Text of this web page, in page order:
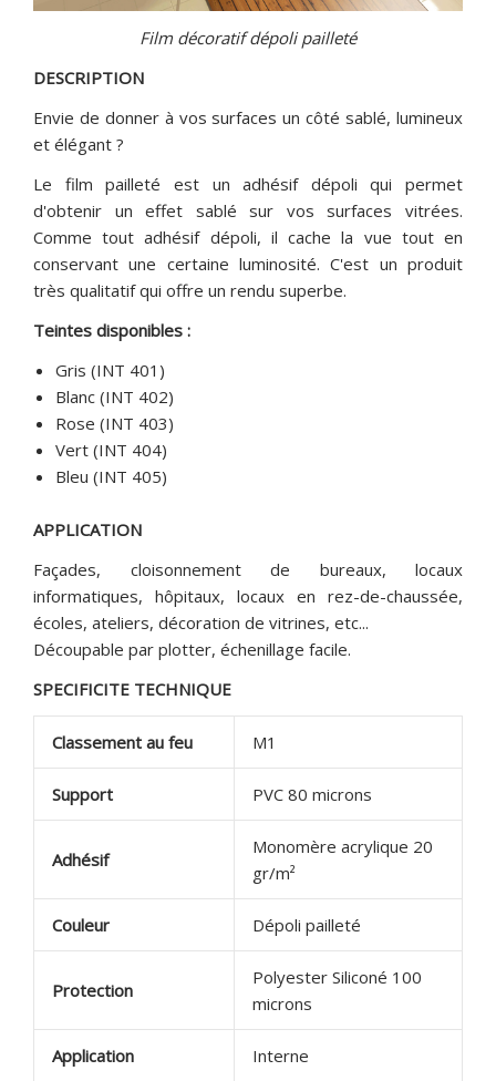
Film décoratif dépoli pailleté
DESCRIPTION
Envie de donner à vos surfaces un côté sablé, lumineux
et élégant ?
Le film pailleté est un adhésif dépoli qui permet
d'obtenir un effet sablé sur vos surfaces vitrées.
Comme tout adhésif dépoli, il cache la vue tout en
conservant une certaine luminosité. C'est un produit
très qualitatif qui offre un rendu superbe.
Teintes disponibles :
Gris (INT 401)
Blanc (INT 402)
Rose (INT 403)
Vert (INT 404)
Bleu (INT 405)
APPLICATION
Façades, cloisonnement de bureaux, locaux
informatiques, hôpitaux, locaux en rez-de-chaussée,
écoles, ateliers, décoration de vitrines, etc...
Découpable par plotter, échenillage facile.
SPECIFICITE TECHNIQUE
Classement au feu M1
Support PVC 80 microns
Adhésif
Monomère acrylique 20
gr/m²
Couleur Dépoli pailleté
Protection
Polyester Siliconé 100
microns
Application Interne